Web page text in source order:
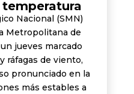
Nacional (SMN)
Metropolitana de
jueves marcado
ráfagas de viento,
pronunciado en la
más estables a